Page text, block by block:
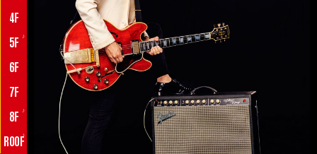
4F
5F
♪
6F
7F
8F
♪
ROOF♪